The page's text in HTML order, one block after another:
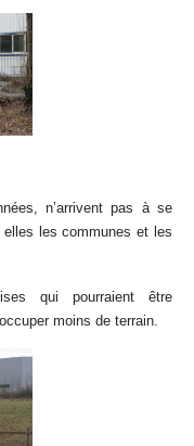
n’arrivent pas à se
les communes et les
qui pourraient être
moins de terrain.